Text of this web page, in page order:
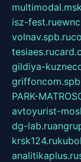
isz-fest.ru
volnav.spb.ru
tesiaes.ru
gildiya-
PARK-
avtoyurist-
dg-lab.ru
krsk124.ru
analitikaplus.ru